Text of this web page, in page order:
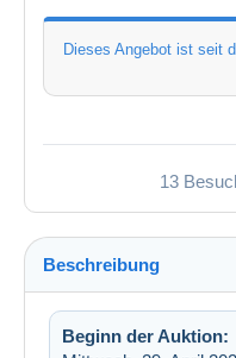
Dieses Angebot ist seit
13
Beschreibung
Beginn der Auktion: